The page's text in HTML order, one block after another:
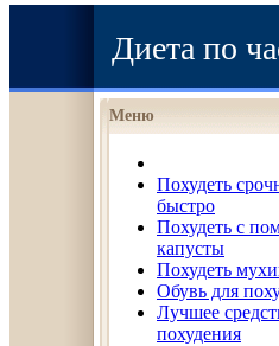
Диета по
Меню
Похудеть
быстро
Похудеть с
капусты
Похудеть
Обувь для
Лучшее
похудения